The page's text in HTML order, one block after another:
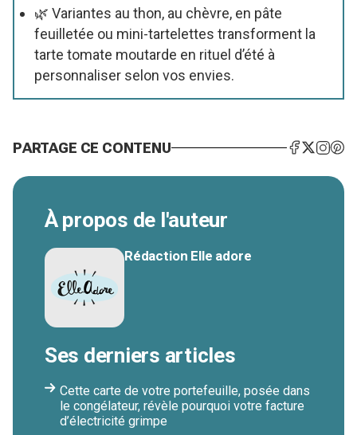
🌿 Variantes au thon, au chèvre, en pâte
feuilletée ou mini-tartelettes transforment la
tarte tomate moutarde en rituel d’été à
personnaliser selon vos envies.
PARTAGE CE CONTENU
À propos de l'auteur
Rédaction Elle adore
Ses derniers articles
Cette carte de votre portefeuille, posée dans
le congélateur, révèle pourquoi votre facture
d’électricité grimpe